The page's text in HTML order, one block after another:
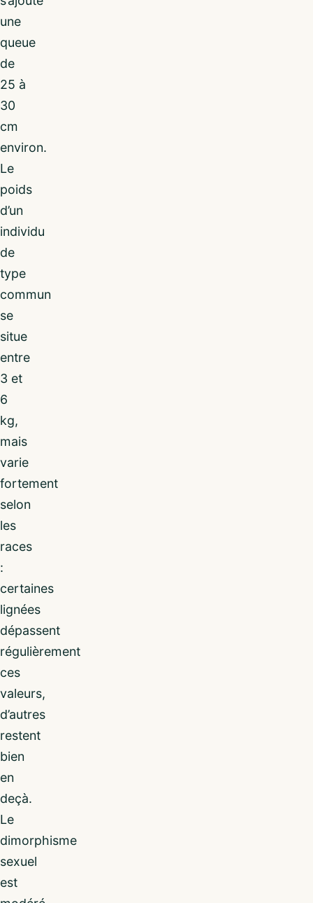
une
queue
de
25 à
30
cm
environ.
Le
poids
d’un
individu
de
type
commun
se
situe
entre
3 et
6
kg,
mais
varie
fortement
selon
les
races
:
certaines
lignées
dépassent
régulièrement
ces
valeurs,
d’autres
restent
bien
en
deçà.
Le
dimorphisme
sexuel
est